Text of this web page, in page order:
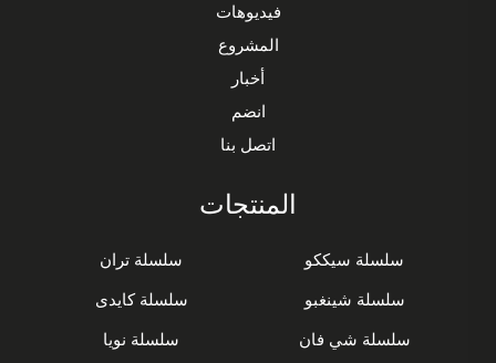
فيديوهات
المشروع
أخبار
انضم
اتصل بنا
المنتجات
سلسلة سيككو
سلسلة تران
سلسلة شينغبو
سلسلة كايدى
سلسلة شي فان
سلسلة نويا